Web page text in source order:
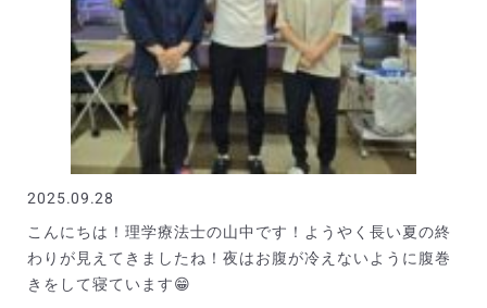
2025.09.28
こんにちは！理学療法士の山中です！ようやく長い夏の終
わりが見えてきましたね！夜はお腹が冷えないように腹巻
きをして寝ています😁